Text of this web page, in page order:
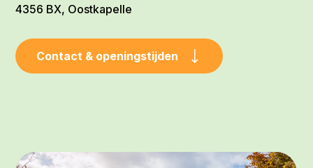
4356 BX, Oostkapelle
Contact & openingstijden